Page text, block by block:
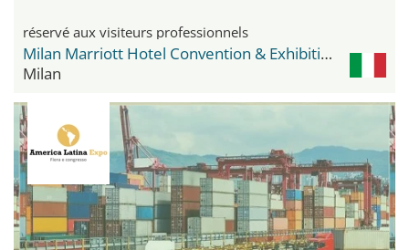
réservé aux visiteurs professionnels
Milan Marriott Hotel Convention & Exhibition Center
Milan